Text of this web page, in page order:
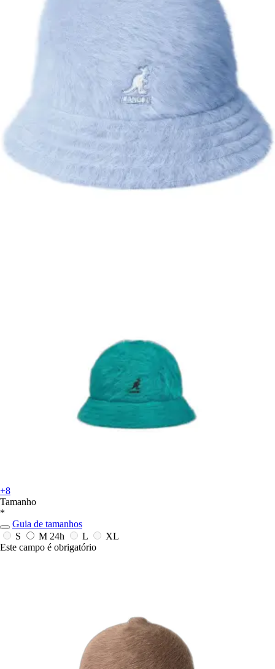
+8
Tamanho
*
Guia de tamanhos
S
M 24h L
XL
Este campo é obrigatório